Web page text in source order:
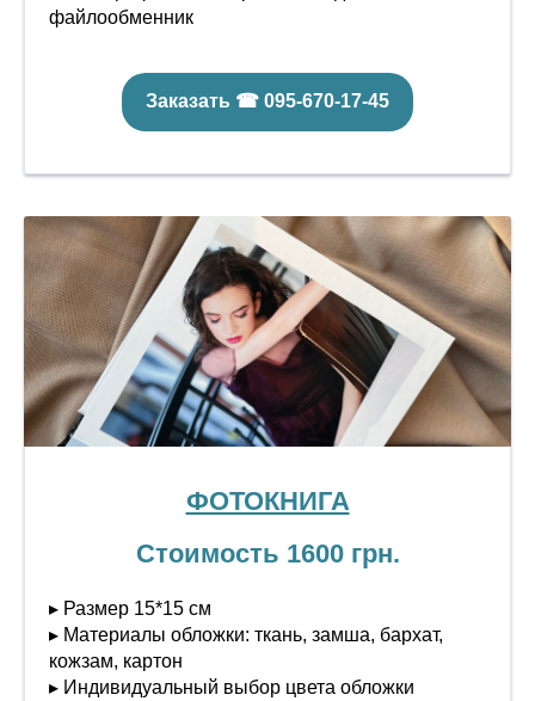
файлообменник
Заказать ☎ 095-670-17-45
ФОТОКНИГА
Стоимость 1600 грн.
▸ Размер 15*15 см
▸ Материалы обложки: ткань, замша, бархат,
кожзам, картон
▸ Индивидуальный выбор цвета обложки